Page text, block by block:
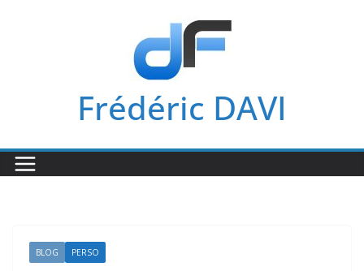
Frédéric DAVI
BLOG PERSO